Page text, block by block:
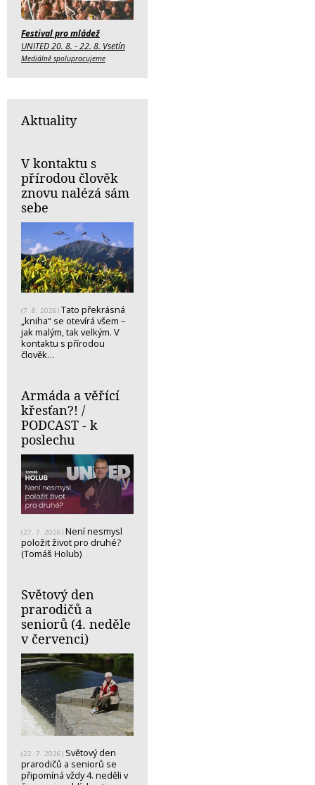
Festival pro mládež
UNITED 20. 8. - 22. 8. Vsetín
Mediálně spolupracujeme
Aktuality
V kontaktu s
přírodou člověk
znovu nalézá sám
sebe
(7. 8. 2026) Tato překrásná
„kniha“ se otevírá všem –
jak malým, tak velkým. V
kontaktu s přírodou
člověk…
Armáda a věřící
křesťan?! /
PODCAST - k
poslechu
(27. 7. 2026) Není nesmysl
položit život pro druhé?
(Tomáš Holub)
Světový den
prarodičů a
seniorů (4. neděle
v červenci)
(22. 7. 2026) Světový den
prarodičů a seniorů se
připomíná vždy 4. neděli v